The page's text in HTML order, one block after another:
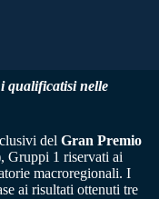
qualificatisi nelle
del Gran Premio
Gruppi 1 riservati ai
macroregionali. I
ai risultati ottenuti tre